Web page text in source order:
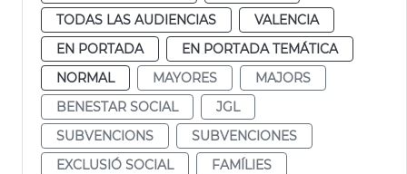
TODAS LAS AUDIENCIAS
VALENCIA
EN PORTADA
EN PORTADA TEMÁTICA
NORMAL
MAYORES
MAJORS
BENESTAR SOCIAL
JGL
SUBVENCIONS
SUBVENCIONES
EXCLUSIÓ SOCIAL
FAMÍLIES